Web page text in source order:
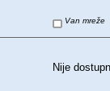
Van mreže
Nije